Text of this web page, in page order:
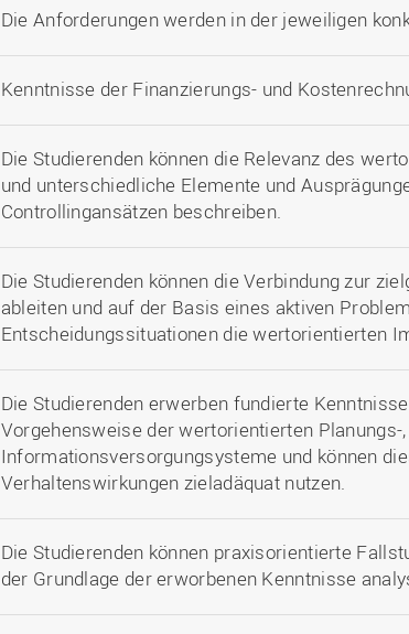
Die Anforderungen werden in der jeweiligen
Kenntnisse der Finanzierungs- und
Die Studierenden können die Relevanz des
und unterschiedliche Elemente und
Controllingansätzen beschreiben.
Die Studierenden können die Verbindung zur
ableiten und auf der Basis eines aktiven
Entscheidungssituationen die wertorientierten
Die Studierenden erwerben fundierte
Vorgehensweise der wertorientierten Planungs-
Informationsversorgungsysteme und können
Verhaltenswirkungen zieladäquat nutzen.
Die Studierenden können praxisorientierte
der Grundlage der erworbenen Kenntnisse